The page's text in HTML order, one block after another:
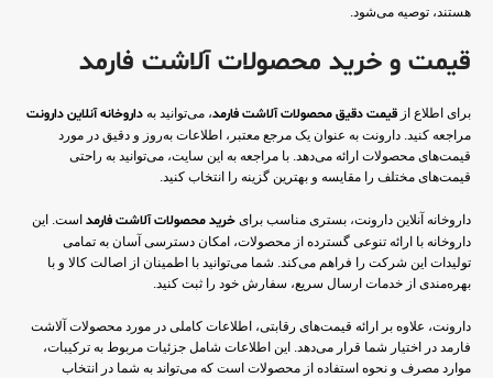
هستند، توصیه می‌شود.
قیمت و خرید محصولات آلاشت فارمد
برای اطلاع از قیمت دقیق محصولات آلاشت فارمد، می‌توانید به داروخانه آنلاین دارونت
مراجعه کنید. دارونت به عنوان یک مرجع معتبر، اطلاعات به‌روز و دقیق در مورد
قیمت‌های محصولات ارائه می‌دهد. با مراجعه به این سایت، می‌توانید به راحتی
قیمت‌های مختلف را مقایسه و بهترین گزینه را انتخاب کنید.
داروخانه آنلاین دارونت، بستری مناسب برای خرید محصولات آلاشت فارمد است. این
داروخانه با ارائه تنوعی گسترده از محصولات، امکان دسترسی آسان به تمامی
تولیدات این شرکت را فراهم می‌کند. شما می‌توانید با اطمینان از اصالت کالا و با
بهره‌مندی از خدمات ارسال سریع، سفارش خود را ثبت کنید.
دارونت، علاوه بر ارائه قیمت‌های رقابتی، اطلاعات کاملی در مورد محصولات آلاشت
فارمد در اختیار شما قرار می‌دهد. این اطلاعات شامل جزئیات مربوط به ترکیبات،
موارد مصرف و نحوه استفاده از محصولات است که می‌تواند به شما در انتخاب